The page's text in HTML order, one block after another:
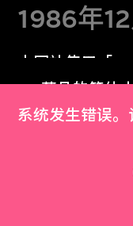
1986年
月8日
本网站使用「
体验。
了解更多
M+藏品的简体
待！
系统发生错误。